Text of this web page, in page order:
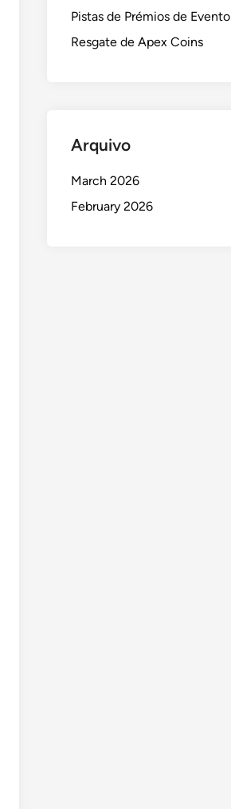
Pistas de Prémios de Evento
Resgate de Apex Coins
Arquivo
March 2026
February 2026